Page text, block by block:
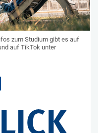
zum Studium gibt es auf
auf TikTok unter